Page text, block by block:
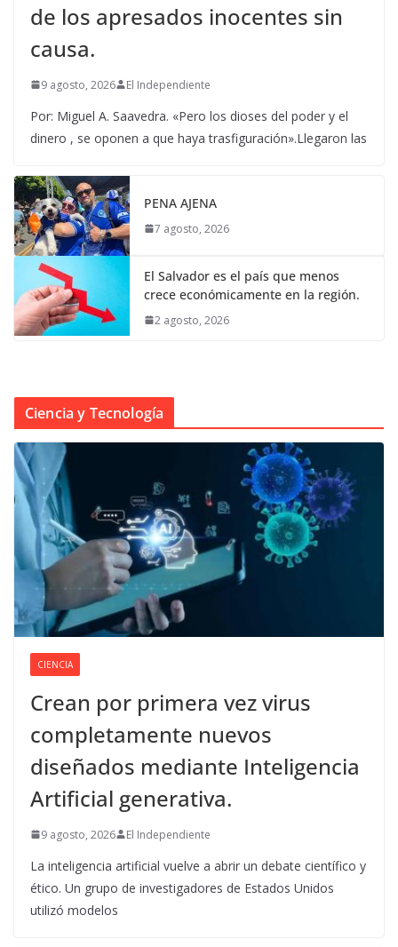
de los apresados inocentes sin
causa.
9 agosto, 2026 El Independiente
Por: Miguel A. Saavedra. «Pero los dioses del poder y el
dinero , se oponen a que haya trasfiguración».Llegaron las
PENA AJENA
7 agosto, 2026
El Salvador es el país que menos
crece económicamente en la región.
2 agosto, 2026
Ciencia y Tecnología
CIENCIA
Crean por primera vez virus
completamente nuevos
diseñados mediante Inteligencia
Artificial generativa.
9 agosto, 2026 El Independiente
La inteligencia artificial vuelve a abrir un debate científico y
ético. Un grupo de investigadores de Estados Unidos
utilizó modelos